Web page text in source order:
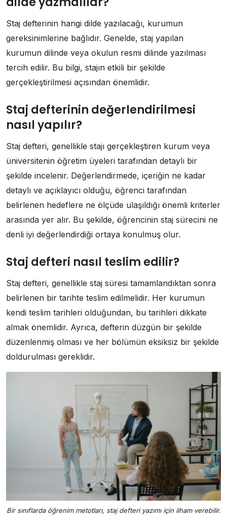
Staj defterinin hangi dilde yazılacağı, kurumun
gereksinimlerine bağlıdır. Genelde, staj yapılan
kurumun dilinde veya okulun resmi dilinde yazılması
tercih edilir. Bu bilgi, stajın etkili bir şekilde
gerçekleştirilmesi açısından önemlidir.
Staj defterinin değerlendirilmesi
nasıl yapılır?
Staj defteri, genellikle stajı gerçekleştiren kurum veya
üniversitenin öğretim üyeleri tarafından detaylı bir
şekilde incelenir. Değerlendirmede, içeriğin ne kadar
detaylı ve açıklayıcı olduğu, öğrenci tarafından
belirlenen hedeflere ne ölçüde ulaşıldığı önemli kriterler
arasında yer alır. Bu şekilde, öğrencinin staj sürecini ne
denli iyi değerlendirdiği ortaya konulmuş olur.
Staj defteri nasıl teslim edilir?
Staj defteri, genellikle staj süresi tamamlandıktan sonra
belirlenen bir tarihte teslim edilmelidir. Her kurumun
kendi teslim tarihleri olduğundan, bu tarihleri dikkate
almak önemlidir. Ayrıca, defterin düzgün bir şekilde
düzenlenmiş olması ve her bölümün eksiksiz bir şekilde
doldurulması gereklidir.
Bir sınıflarda öğrenim metotları, staj defteri yazımı için ilham verebilir.